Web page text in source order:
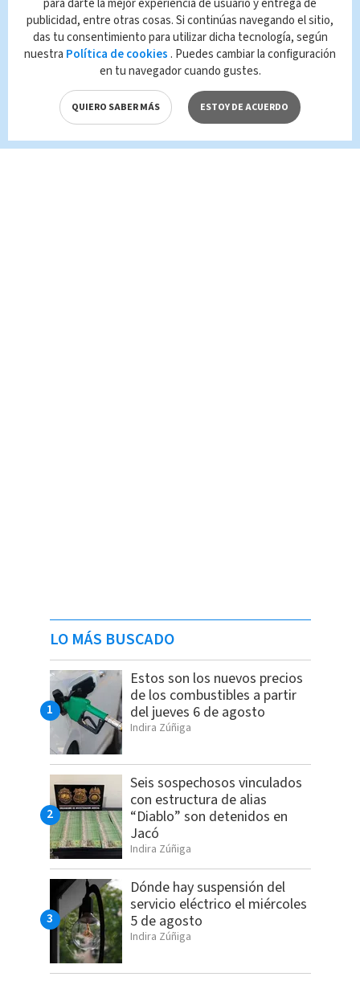
Queda prohibida la reproducción total o
parcial del contenido de esta página, mismo
que es propiedad de TELEDIARIO; su
reproducción no autorizada constituye una
infracción y un delito de conformidad con las
leyes aplicables.
LO MÁS BUSCADO
Estos son los nuevos precios
de los combustibles a partir
del jueves 6 de agosto
Indira Zúñiga
Seis sospechosos vinculados
con estructura de alias
“Diablo” son detenidos en
Jacó
Indira Zúñiga
Dónde hay suspensión del
servicio eléctrico el miércoles
5 de agosto
Indira Zúñiga
para darte la mejor experiencia de usuario y entrega de
publicidad, entre otras cosas. Si continúas navegando el sitio,
das tu consentimiento para utilizar dicha tecnología, según
nuestra Política de cookies . Puedes cambiar la configuración
en tu navegador cuando gustes.
QUIERO SABER MÁS ESTOY DE ACUERDO